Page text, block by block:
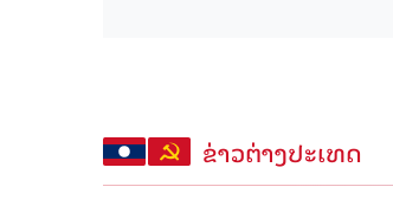
ຂ່າວຕ່າງປະເທດ